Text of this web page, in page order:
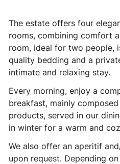
The estate offers four
rooms, combining comfort
room, ideal for two people,
quality bedding and a
intimate and relaxing stay.
Every morning, enjoy a
breakfast, mainly
products, served in our
in winter for a warm and
We also offer an aperitif
upon request. Depending